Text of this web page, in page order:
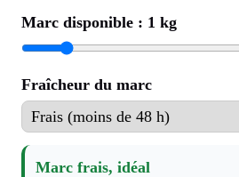
Marc disponible : 1 kg
Fraîcheur du marc
Marc frais, idéal